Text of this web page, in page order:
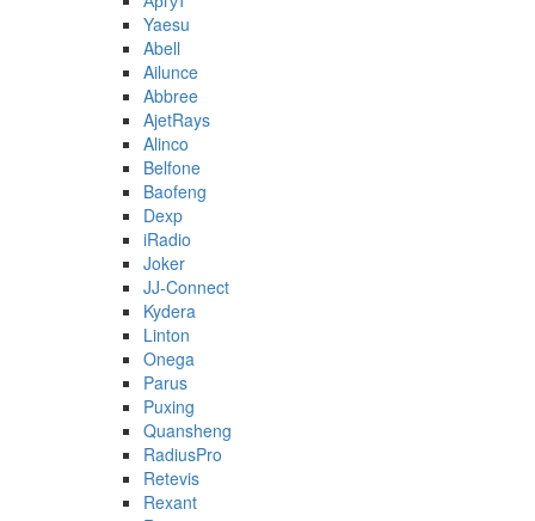
Yaesu
Abell
Ailunce
Abbree
AjetRays
Alinco
Belfone
Baofeng
Dexp
iRadio
Joker
JJ-Connect
Kydera
Linton
Onega
Parus
Puxing
Quansheng
RadiusPro
Retevis
Rexant